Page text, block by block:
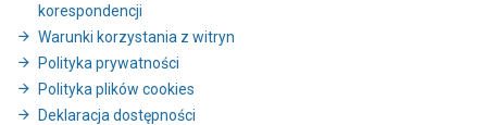
korespondencji
Warunki korzystania z witryn
Polityka prywatności
Polityka plików cookies
Deklaracja dostępności